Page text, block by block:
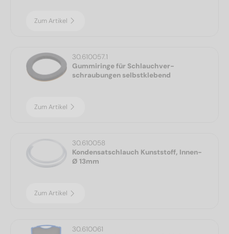
Zum Artikel
30.610057.1
Gummiringe für Schlauchver-
schraubungen selbstklebend
Zum Artikel
30.610058
Kondensatschlauch Kunststoff, Innen-
Ø 13mm
Zum Artikel
30.610061